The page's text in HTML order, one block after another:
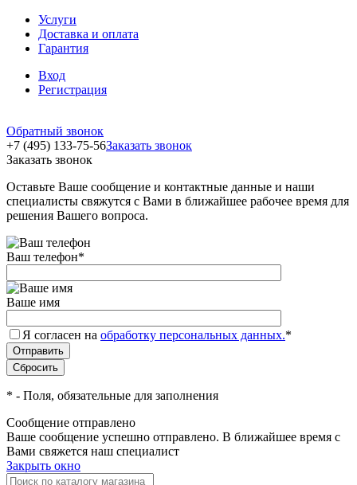
Услуги
Доставка и оплата
Гарантия
Вход
Регистрация
Обратный звонок
+7 (495) 133-75-56Заказать звонок
Заказать звонок
Оставьте Ваше сообщение и контактные данные и наши
специалисты свяжутся с Вами в ближайшее рабочее время для
решения Вашего вопроса.
Ваш телефон*
Ваше имя
Я согласен на обработку персональных данных.*
* - Поля, обязательные для заполнения
Сообщение отправлено
Ваше сообщение успешно отправлено. В ближайшее время с
Вами свяжется наш специалист
Закрыть окно